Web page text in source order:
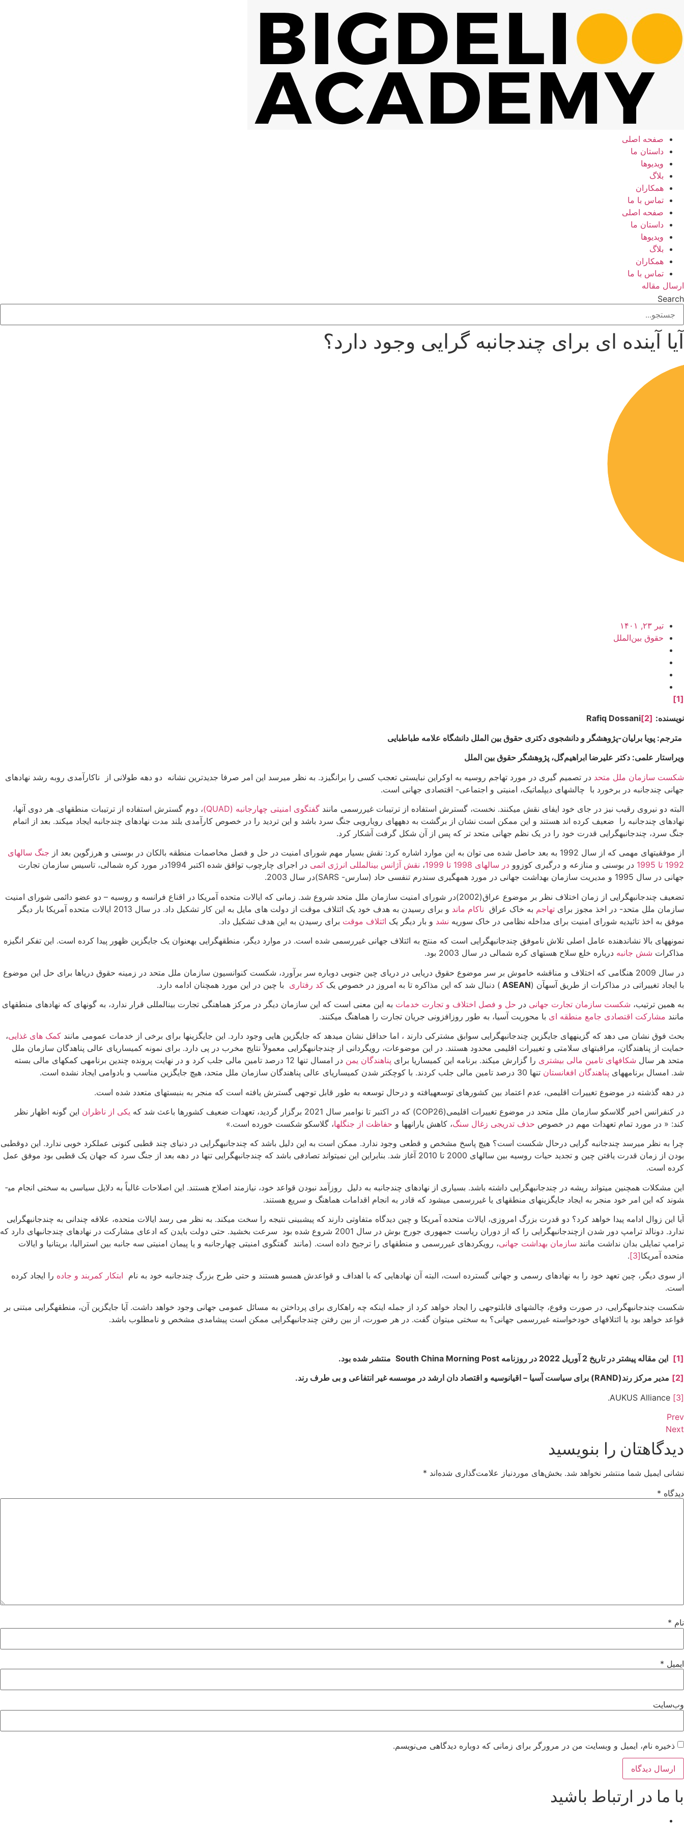
محتوا
صفحه اصلی
داستان ما
ویدیوها
بلاگ
همکاران
تماس با ما
صفحه اصلی
داستان ما
ویدیوها
بلاگ
همکاران
تماس با ما
ارسال مقاله
Search
آیا آینده ­ای برای چندجانبه ­گرایی وجود دارد؟
تیر ۲۳, ۱۴۰۱
حقوق بین‌الملل
[1]
نویسنده: [2]
Rafiq Dossani
مترجم: پویا برلیان-پژوهشگر و دانشجوی دکتری حقوق بین­ الملل دانشگاه علامه طباطبایی
ویراستار علمی: دکتر علیرضا ابراهیم­‌گل، پژوهشگر حقوق بین ­الملل
شکست سازمان ملل متحد در تصمیم گیری در مورد تهاجم روسیه به اوکراین نبایستی تعجب کسی را برانگیزد. به نظر می­رسد این امر صرفا جدیدترین نشانه دو دهه طولانی از ناکارآمدی روبه رشد نهادهای
جهانی چندجانبه در برخورد با چالش­های دیپلماتیک، امنیتی و اجتماعی- اقتصادی جهانی است.
البته دو نیروی رقیب نیز در جای خود ایفای نقش می­کنند. نخست، گسترش استفاده از ترتیبات غیررسمی مانند گفتگوی امنیتی چهارجانبه (QUAD)
، دوم گسترش استفاده از ترتیبات منطقه­ای. هر دوی آنها،
نهادهای چندجانبه را ضعیف کرده اند هستند و این ممکن است نشان از برگشت به دهه­های رویارویی جنگ سرد باشد و این تردید را در خصوص کارآمدی بلند مدت نهادهای چندجانبه ایجاد می­کند. بعد از اتمام
جنگ سرد، چندجانبه­گرایی قدرت خود را در یک نظم جهانی متحد تر که پس از آن شکل گرفت آشکار کرد.
از موفقیت­های مهمی که از سال 1992 به بعد حاصل شده می توان به این موارد اشاره کرد: نقش بسیار مهم شورای امنیت در حل و فصل مخاصمات منطقه بالکان در بوسنی و هرزگوین بعد از
جنگ سال­های
1992 تا 1995
در بوسنی و منازعه و درگیری کوزوو در سال­های 1998 تا 1999 ، نقش آژانس بین­المللی انرژی اتمی
در اجرای چارچوب توافق شده اکتبر 1994در مورد کره شمالی، تاسیس سازمان تجارت
جهانی در سال 1995 و مدیریت سازمان بهداشت جهانی در مورد همه­گیری سندرم تنفسی حاد (سارس- SARS)در سال 2003.
تضعیف چندجانبه­گرایی از زمان اختلاف نظر بر موضوع عراق(2002)در شورای امنیت سازمان ملل متحد شروع شد. زمانی که ایالات متحده آمریکا در اقناع فرانسه و روسیه – دو عضو دائمی شورای امنیت
سازمان ملل متحد- در اخذ مجوز برای تهاجم به خاک عراق ناکام ماند
و برای رسیدن به هدف خود یک ائتلاف موقت از دولت های مایل به این کار تشکیل داد. در سال 2013 ایالات متحده آمریکا بار دیگر
موفق به اخذ تائیدیه شورای امنیت برای مداخله نظامی در خاک سوریه نشد و بار دیگر یک ائتلاف موقت برای رسیدن به این هدف تشکیل داد.
نمونه­های بالا نشان­دهنده عامل اصلی تلاش ناموفق چندجانبه­گرایی است که منتج به ائتلاف جهانی غیررسمی شده است. در موارد دیگر، منطقه­گرایی به­عنوان یک جایگزین ظهور پیدا کرده است. این تفکر انگیزه
مذاکرات شش جانبه درباره خلع سلاح هسته­ای کره شمالی در سال 2003 بود.
در سال 2009 هنگامی که اختلاف و مناقشه خاموش بر سر موضوع حقوق دریایی در دریای چین جنوبی دوباره سر برآورد، شکست کنوانسیون سازمان ملل متحد در زمینه حقوق دریاها برای حل این موضوع
با ایجاد تغییراتی در مذاکرات از طریق آسه­آن (ASEAN ) دنبال شد که این مذاکره تا به امروز در خصوص یک کد رفتاری با چین در این مورد همچنان ادامه دارد.
به همین ترتیب، شکست سازمان تجارت جهانی در حل و فصل اختلاف و تجارت خدمات به این معنی است که این سازمان دیگر در مرکز هماهنگی تجارت بین­المللی قرار ندارد، به گونه­ای که نهادهای منطقه­ای
مانند مشارکت اقتصادی جامع منطقه ای با محوریت آسیا، به طور روزافزونی جریان تجارت را هماهنگ می­کنند.
بحث فوق نشان می دهد که گزینه­های جایگزین چندجانبه­گرایی سوابق مشترکی دارند ، اما حداقل نشان می­دهد که جایگزین هایی وجود دارد. این جایگزین­ها برای برخی از خدمات عمومی مانند کمک های غذایی،
حمایت از پناهندگان، مراقبت­های سلامتی و تغییرات اقلیمی محدود هستند. در این موضوعات، رویگردانی از چندجانبه­گرایی معمولاً نتایج مخرب در پی دارد. برای نمونه کمیساریای عالی پناهدگان سازمان ملل
متحد هر سال شکاف­های تامین مالی بیشتری را گزارش می­کند. برنامه­ این کمیساریا برای پناهندگان یمن
در امسال تنها 12 درصد تامین مالی جلب کرد و در نهایت پرونده چندین برنامه­ی کمک­های مالی بسته
شد. امسال برنامه­های پناهندگان افغانستان تنها 30 درصد تامین مالی جلب کردند. با کوچکتر شدن کمیساریای عالی پناهندگان سازمان ملل متحد، هیچ جایگزین مناسب و بادوامی ایجاد نشده است.
در دهه گذشته در موضوع تغییرات اقلیمی، عدم اعتماد بین کشورهای توسعه­یافته و درحال توسعه به طور قابل توجهی گسترش یافته است که منجر به بن­بست­های متعدد شده است.
در کنفرانس اخیر گلاسکو سازمان ملل متحد در موضوع تغییرات اقلیمی(COP26) که در اکتبر تا نوامبر سال 2021 برگزار گردید، تعهدات ضعیف کشورها باعث شد که
یکی از ناظران این گونه اظهار نظر
کند: « در مورد تمام تعهدات مهم در خصوص حذف تدریجی زغال سنگ، کاهش یارانه­ها و حفاظت از جنگل­ها، گلاسکو شکست خورده است.»
چرا به نظر می­رسد چندجانبه گرایی درحال شکست است؟ هیچ پاسخ مشخص و قطعی وجود ندارد. ممکن است به این دلیل باشد که چندجانبه­گرایی در دنیای چند قطبی کنونی عملکرد خوبی ندارد. این دوقطبی
بودن از زمان قدرت یافتن چین و تجدید حیات روسیه بین سال­های 2000 تا 2010 آغاز شد. بنابراین این نمی­تواند تصادفی باشد که چندجانبه­گرایی تنها در دهه بعد از جنگ سرد که جهان یک قطبی بود موفق عمل
کرده است.
این مشکلات همچنین می­تواند ریشه در چندجانبه­گرایی داشته باشد. بسیاری از نهادهای چندجانبه به دلیل روزآمد نبودن قواعد خود، نیازمند اصلاح هستند. این اصلاحات غالباً به دلایل سیاسی به سختی انجام می­
شوند که این امر خود منجر به ایجاد جایگزین­های منطقه­ای یا غیررسمی می­شود که قادر به انجام اقدامات هماهنگ و سریع هستند.
آیا این زوال ادامه پیدا خواهد کرد؟ دو قدرت بزرگ امروزی، ایالات متحده آمریکا و چین دیدگاه­ متفاوتی دارند که پیشبینی نتیجه را سخت می­کند. به نظر می رسد ایالات متحده، علاقه چندانی به چندجانبه­گرایی
ندارد. دونالد ترامپ دور شدن ازچندجانبه­گرایی را که از دوران ریاست جمهوری جورج بوش در سال 2001 شروع شده بود سرعت بخشید. حتی دولت بایدن که ادعای مشارکت در نهادهای چندجانبه­ای دارد که
ترامپ تمایلی بدان نداشت مانند سازمان بهداشت جهانی، رویکردهای غیررسمی و منطقه­ای را ترجیح داده است. (مانند گفتگوی امنیتی چهارجانبه و یا پیمان امنیتی سه جانبه بین استرالیا، بریتانیا و ایالات
متحده آمریکا[3]
.
از سوی دیگر، چین تعهد خود را به نهادهای رسمی و جهانی گسترده است، البته آن نهادهایی که با اهداف و قواعدش همسو هستند و حتی طرح بزرگ چندجانبه خود به نام ابتکار کمربند و جاده را ایجاد کرده
است.
شکست چندجانبه­گرایی، در صورت وقوع، چالش­های قابل­توجهی را ایجاد خواهد کرد از جمله اینکه چه راهکاری برای پرداختن به مسائل عمومی جهانی وجود خواهد داشت. آیا جایگزین آن، منطقه­گرایی مبتنی بر
قواعد خواهد بود یا ائتلاف­های خودخواسته غیررسمی جهانی؟ به سختی می­توان گفت. در هر صورت، از بین رفتن چندجانبه­گرایی ممکن است پیشامدی مشخص و نامطلوب باشد.
[1] این مقاله پیشتر در تاریخ 2 آوریل 2022 در روزنامه South China Morning Post منتشر شده بود.
[2]
مدیر مرکز رند(RAND) برای سیاست آسیا – اقیانوسیه و اقتصاد دان ارشد در موسسه غیر انتفاعی و بی طرف رند.
[3]
Prev
Next
دیدگاهتان را بنویسید
نشانی ایمیل شما منتشر نخواهد شد. بخش‌های موردنیاز علامت‌گذاری شده‌اند *
دیدگاه *
نام *
ایمیل *
وب‌سایت
ذخیره نام، ایمیل و وبسایت من در مرورگر برای زمانی که دوباره دیدگاهی می‌نویسم.
با ما در ارتباط باشید